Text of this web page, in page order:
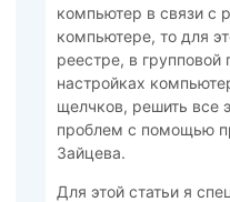
компьютер в связи с
компьютере, то для
реестре, в групповой
настройках
щелчков, решить все
проблем с помощью
Зайцева.
Для этой статьи я